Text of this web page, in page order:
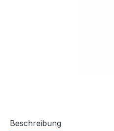
Beschreibung